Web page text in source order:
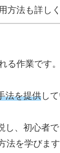
方法も詳し
る作業です。
法を提供し
し、初心者
を学びます